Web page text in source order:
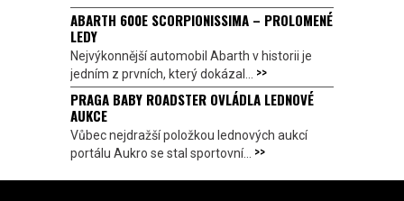
ABARTH 600E SCORPIONISSIMA – PROLOMENÉ
LEDY
Nejvýkonnější automobil Abarth v historii je
jedním z prvních, který dokázal... >>
PRAGA BABY ROADSTER OVLÁDLA LEDNOVÉ
AUKCE
Vůbec nejdražší položkou lednových aukcí
portálu Aukro se stal sportovní... >>